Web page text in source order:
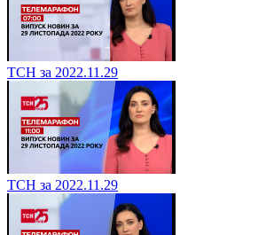
ТСН за 2022.11.29
ТСН за 2022.11.29